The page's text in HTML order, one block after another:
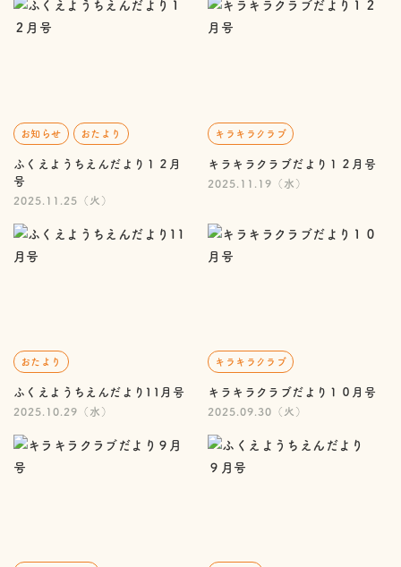
お知らせ おたより
ふくえようちえんだより１２月
号
2025.11.25（火）
キラキラクラブ
キラキラクラブだより１２月号
2025.11.19（水）
おたより
ふくえようちえんだより11月号
2025.10.29（水）
キラキラクラブ
キラキラクラブだより１０月号
2025.09.30（火）